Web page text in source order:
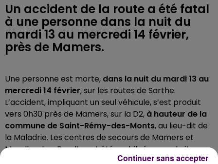
Un accident de la route a été fatal
à une personne dans la nuit du
mardi 13 au mercredi 14 février,
près de Mamers.
Une personne est morte, dans la nuit du mardi 13 au
mercredi 14 février, sur les routes de Sarthe.
L’accident, impliquant un seul véhicule, s’est produit
vers 0h30 près de Mamers, sur la D2, à hauteur de la
commune de Saint-Rémy-des-Monts, au lieu-dit de
la Maladrie. Les centres de secours de Mamers et
Marolles-les-Braults ont été mobilisés, avec huit
Continuer sans accepter